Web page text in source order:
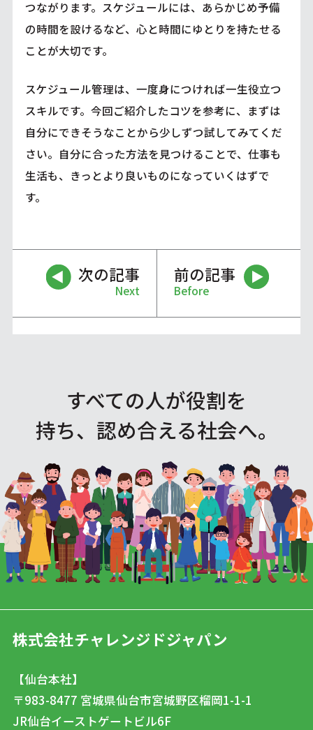
つながります。スケジュールには、あらかじめ予備
の時間を設けるなど、心と時間にゆとりを持たせる
ことが大切です。
スケジュール管理は、一度身につければ一生役立つ
スキルです。今回ご紹介したコツを参考に、まずは
自分にできそうなことから少しずつ試してみてくだ
さい。自分に合った方法を見つけることで、仕事も
生活も、きっとより良いものになっていくはずで
す。
次の記事
Next
前の記事
Before
すべての人が役割を
持ち、認め合える社会へ。
株式会社チャレンジドジャパン
【仙台本社】
〒983-8477 宮城県仙台市宮城野区榴岡1-1-1
JR仙台イーストゲートビル6F